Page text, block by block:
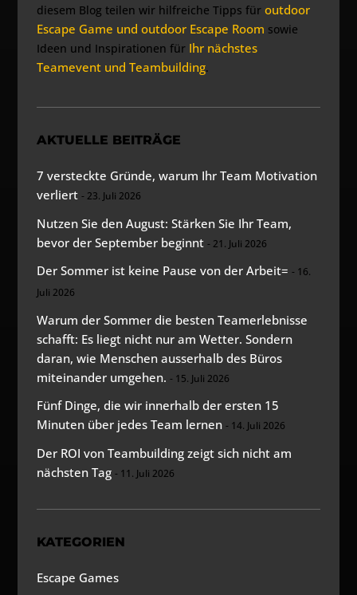
diesem Blog teilen wir hilfreiche Tipps füroutdoor
Escape Game und outdoor Escape Room sowie
Ideen und Inspirationen für Ihr nächstes
Teamevent und Teambuilding.
AKTUELLE BEITRÄGE
7 versteckte Gründe, warum Ihr Team Motivation
verliert
23. Juli 2026
Nutzen Sie den August: Stärken Sie Ihr Team,
bevor der September beginnt
21. Juli 2026
Der Sommer ist keine Pause von der Arbeit=
16.
Juli 2026
Warum der Sommer die besten Teamerlebnisse
schafft: Es liegt nicht nur am Wetter. Sondern
daran, wie Menschen ausserhalb des Büros
miteinander umgehen.
15. Juli 2026
Fünf Dinge, die wir innerhalb der ersten 15
Minuten über jedes Team lernen
14. Juli 2026
Der ROI von Teambuilding zeigt sich nicht am
nächsten Tag
11. Juli 2026
KATEGORIEN
Escape Games